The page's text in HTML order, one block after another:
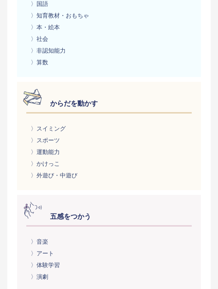
〉国語
〉知育教材・おもちゃ
〉本・絵本
〉社会
〉非認知能力
〉算数
からだを動かす
〉スイミング
〉スポーツ
〉運動能力
〉かけっこ
〉外遊び・中遊び
五感をつかう
〉音楽
〉アート
〉体験学習
〉演劇